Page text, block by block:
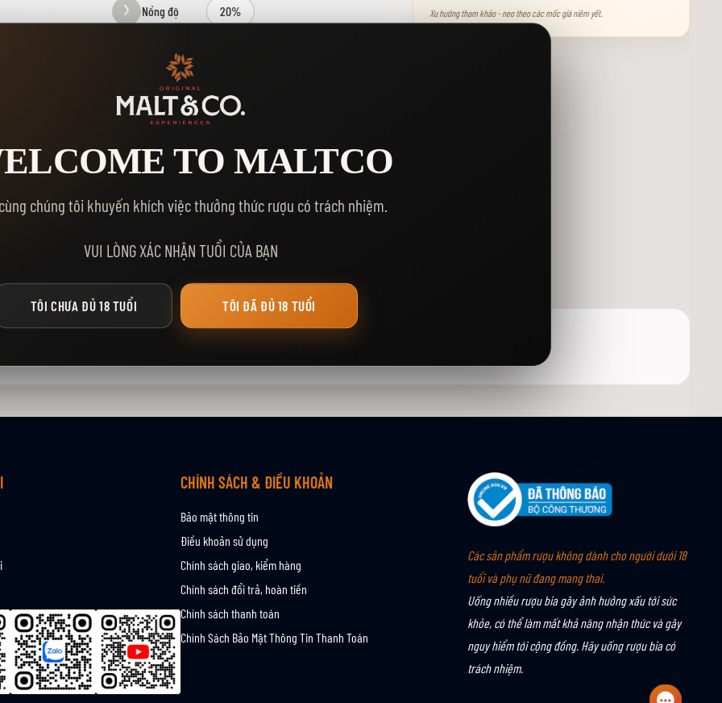
Nồng độ 20%
Kho 8
Yêu thích:
Xu hướng tham khảo - neo theo các mốc giá niêm yết.
CHÍNH SÁCH & ĐIỀU KHOẢN
Bảo mật thông tin
Điều khoản sử dụng
Chính sách giao, kiểm hàng
Chính sách đổi trả, hoàn tiền
Chính sách thanh toán
Chính Sách Bảo Mật Thông Tin Thanh Toán
Các sản phẩm rượu không dành cho người dưới 18
tuổi và phụ nữ đang mang thai.
Uống nhiều rượu bia gây ảnh hưởng xấu tới sức
khỏe, có thể làm mất khả năng nhận thức và gây
nguy hiểm tới cộng đồng. Hãy uống rượu bia có
trách nhiệm.
TO MALTCO
chúng tôi khuyến khích việc thưởng thức rượu có trách nhiệm.
VUI LÒNG XÁC NHẬN TUỔI CỦA BẠN
TÔI CHƯA ĐỦ 18 TUỔI TÔI ĐÃ ĐỦ 18 TUỔI